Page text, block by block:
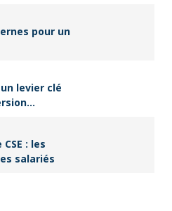
pour un
levier clé
: les
salariés